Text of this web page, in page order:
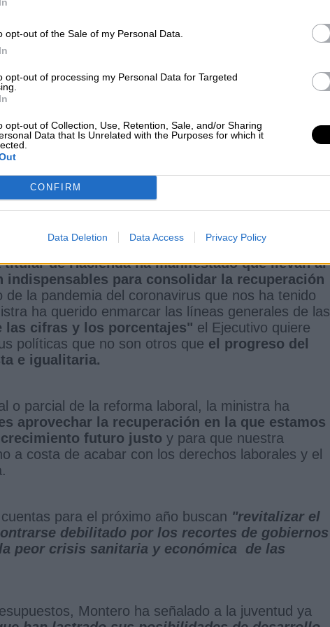
opt-out of the Sale of my Personal Data.
opt-out of processing my Personal Data for Targeted
opt-out of Collection, Use, Retention, Sale, and/or Sharing
Data that Is Unrelated with the Purposes for which it
CONFIRM
Data Deletion Data Access Privacy Policy
que aspira algún día a llevar las riendas de
#PGErecuperaciónJusta#Avanzamos_
de Hacienda ha manifestado que llevan al
indispensables para consolidar la recuperación
la pandemia del coronavirus que nos ha tenido
ha querido enmarcar las líneas generales de las
las cifras y los porcentajes" el Ejecutivo quiere
políticas que no son otros que el progreso del
e igualitaria.
o parcial de la reforma laboral, la ministra ha
aprovechar la recuperación en la que estamos
futuro justo y para que nuestra
a costa de acabar con los derechos laborales y el
para el próximo año buscan "revitalizar el
debilitado por los recortes de gobiernos
peor crisis sanitaria y económica de las
Montero ha señalado a la juventud ya